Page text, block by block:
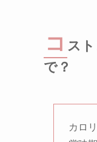
コ ス
で？
カロ